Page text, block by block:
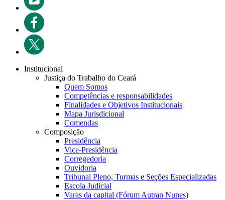
Institucional
Justiça do Trabalho do Ceará
Quem Somos
Competências e responsabilidades
Finalidades e Objetivos Institucionais
Mapa Jurisdicional
Comendas
Composição
Presidência
Vice-Presidência
Corregedoria
Ouvidoria
Tribunal Pleno, Turmas e Seções Especializadas
Escola Judicial
Varas da capital (Fórum Autran Nunes)